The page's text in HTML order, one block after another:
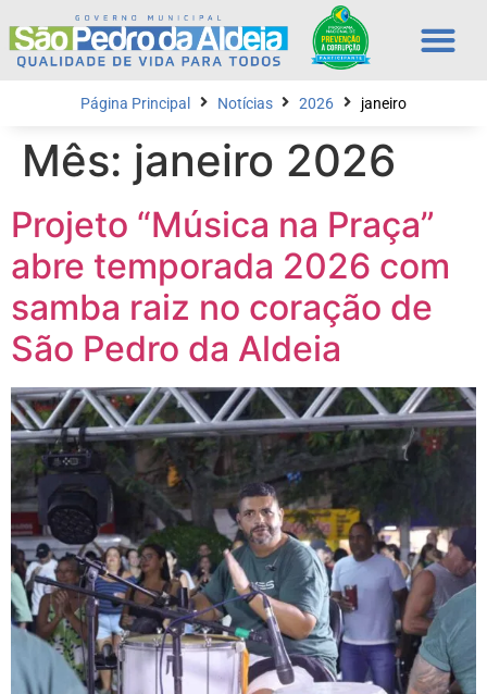
Página Principal Notícias 2026 janeiro
Mês: janeiro 2026
Projeto “Música na Praça”
abre temporada 2026 com
samba raiz no coração de
São Pedro da Aldeia